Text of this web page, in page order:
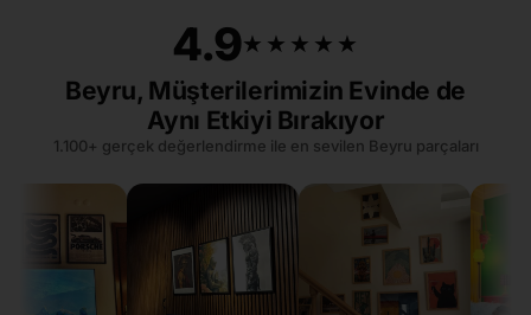
4.9★★★★★
★★★★★
Beyru, Müşterilerimizin Evinde de
Aynı Etkiyi Bırakıyor
1.100+ gerçek değerlendirme ile en sevilen Beyru parçaları